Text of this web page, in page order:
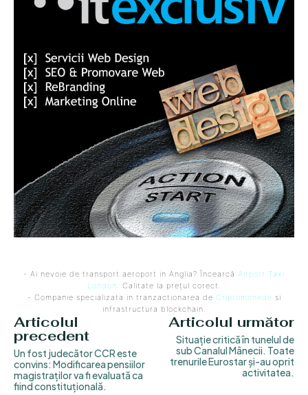
- Ai nevoie de transport aeroport in Anglia? Încearcă Airport Taxi
London. Calitate la prețul corect.
- Companie specializata in tranzactionarea de Criptomonede si
infrastructura blockchain.
Articolul
precedent
Un fost judecător CCR este
convins: Modificarea pensiilor
magistraților va fi evaluată ca
fiind constituțională.
Articolul următor
Situație critică în tunelul de
sub Canalul Mânecii. Toate
trenurile Eurostar și-au oprit
activitatea.